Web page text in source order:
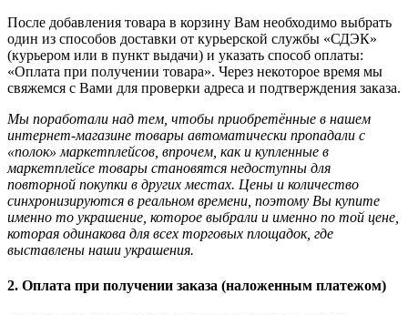
После добавления товара в корзину Вам необходимо выбрать
один из способов доставки от курьерской службы «СДЭК»
(курьером или в пункт выдачи) и указать способ оплаты:
«Оплата при получении товара». Через некоторое время мы
свяжемся с Вами для проверки адреса и подтверждения заказа.
Мы поработали над тем, чтобы приобретённые в нашем
интернет-магазине товары автоматически пропадали с
«полок» маркетплейсов, впрочем, как и купленные в
маркетплейсе товары становятся недоступны для
повторной покупки в других местах. Цены и количество
синхронизируются в реальном времени, поэтому Вы купите
именно то украшение, которое выбрали и именно по той цене,
которая одинакова для всех торговых площадок, где
выставлены наши украшения.
2. Оплата при получении заказа (наложенным платежом)